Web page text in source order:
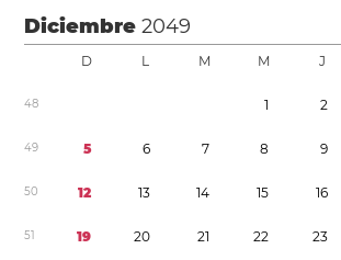
Diciembre2049
D L M M J
48 1 2
49 5 6 7 8 9
50 12 13 14 15 16
51 19 20 21 22 23